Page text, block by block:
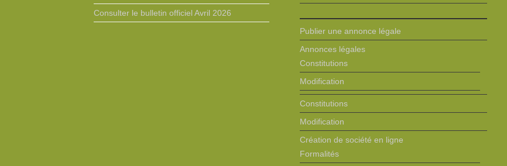
Consulter le bulletin officiel Avril 2026
Publier une annonce légale
Annonces légales
Constitutions
Modification
Constitutions
Modification
Création de société en ligne
Formalités